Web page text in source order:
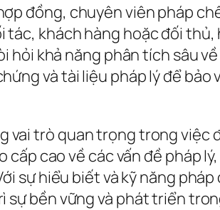
đồng, chuyên viên pháp
khách hàng hoặc đối
khả năng phân tích sâu
và tài liệu pháp lý để
trò quan trọng trong việc
cao về các vấn đề pháp
sự hiểu biết và kỹ năng
bền vững và phát triển